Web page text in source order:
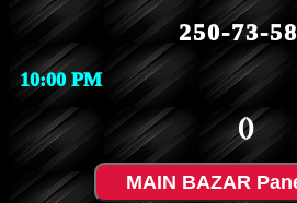
250-73-
10:00 PM
()
MAIN BAZAR